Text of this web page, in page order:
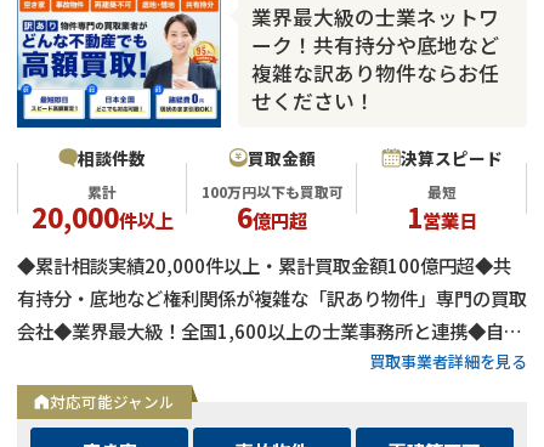
業界最大級の士業ネットワ
ーク！共有持分や底地など
複雑な訳あり物件ならお任
せください！
相談件数
累計
20,000件以上
買取金額
100万円以下も買取可
6億円超
決算スピード
最短
1営業日
◆累計相談実績20,000件以上・累計買取金額100億円超◆共
有持分・底地など権利関係が複雑な「訳あり物件」専門の買取
会社◆業界最大級！全国1,600以上の士業事務所と連携◆自己
資金による買取のため、融資審査を待たず最短即日で決済可能
◆士業事務所や大手不動産会社からの相談実績も多数
買取事業者詳細を見る
対応可能ジャンル